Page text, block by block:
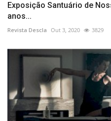
Exposição Santuário de
anos...
Revista Descla Out 3, 2020 3829